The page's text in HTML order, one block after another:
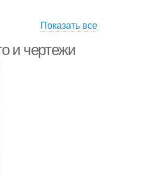
Показать все
и чертежи